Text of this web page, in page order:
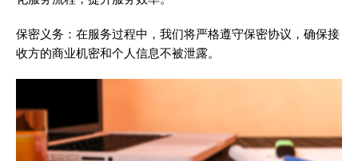
保密义务：在服务过程中，我们将严格遵守保密协议，确保接
收方的商业机密和个人信息不被泄露。